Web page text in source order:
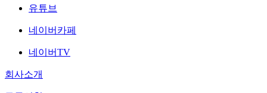
유튜브
네이버카페
네이버TV
회사소개